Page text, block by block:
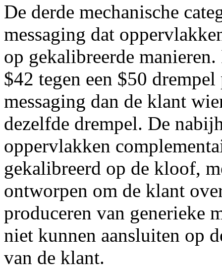
De derde mechanische
messaging dat
op gekalibreerde
$42 tegen een $50
messaging dan de klant
dezelfde drempel. De
oppervlakken
gekalibreerd op de kloof,
ontworpen om de klant
produceren van generieke
niet kunnen aansluiten op
van de klant.